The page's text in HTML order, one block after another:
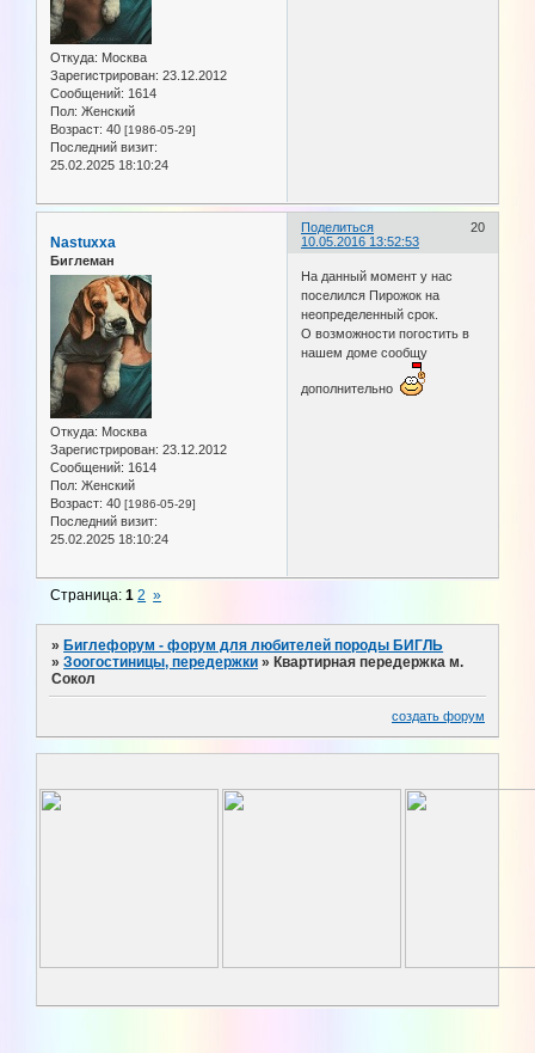
Откуда: Москва
Зарегистрирован: 23.12.2012
Сообщений: 1614
Пол: Женский
Возраст: 40 [1986-05-29]
Последний визит:
25.02.2025 18:10:24
Поделиться
20
10.05.2016 13:52:53
Nastuxxa
Биглеман
Откуда: Москва
Зарегистрирован: 23.12.2012
Сообщений: 1614
Пол: Женский
Возраст: 40 [1986-05-29]
Последний визит:
25.02.2025 18:10:24
На данный момент у нас
поселился Пирожок на
неопределенный срок.
О возможности погостить в
нашем доме сообщу
дополнительно
Страница:1 2 »
»Биглефорум - форум для любителей породы БИГЛЬ
»Зоогостиницы, передержки »Квартирная передержка м.
Сокол
создать форум